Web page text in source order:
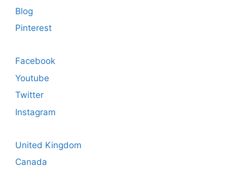
Blog
Pinterest
Facebook
Youtube
Twitter
Instagram
United Kingdom
Canada